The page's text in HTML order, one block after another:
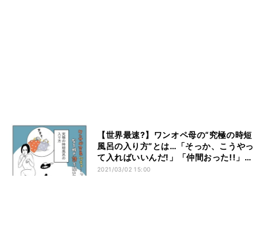
【世界最速?】ワンオペ母の“究極の時短
風呂の入り方”とは…「そっか、こうやっ
て入ればいいんだ!」「仲間おった!!」
「大袈裟でなく本当にこう!笑」と共感の
2021/03/02 15:00